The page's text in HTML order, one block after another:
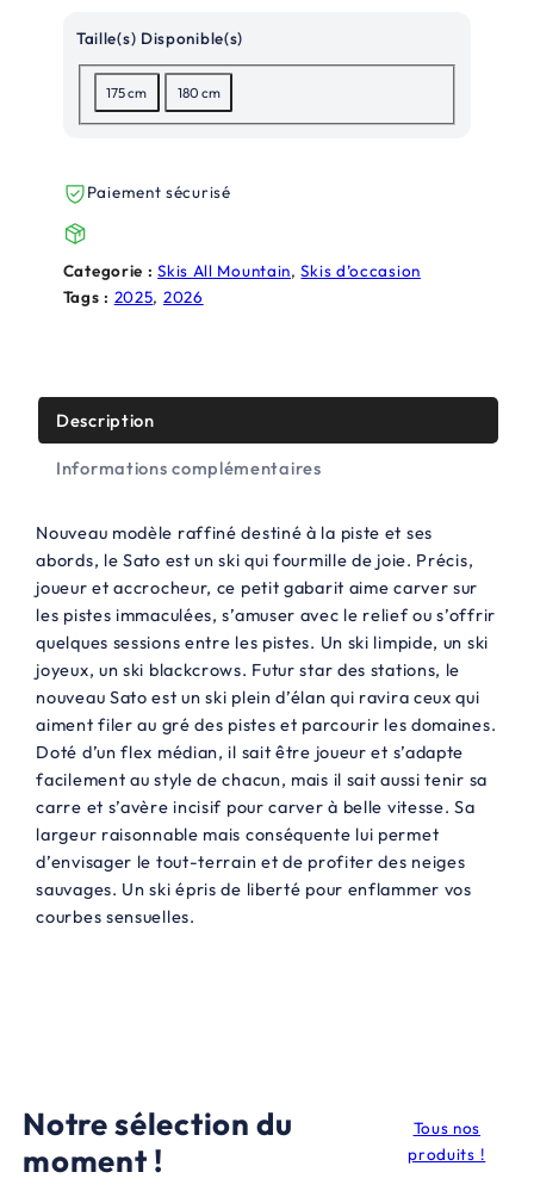
l
é
t
a
4
9
,
0
0
€
.
e
s
t
5
0
0
0
€
.
Taille(s) Disponible(s)
175 cm 180 cm
Paiement sécurisé
Categorie :Skis All Mountain, Skis d’occasion
Tags : 2025, 2026
Description
Informations complémentaires
Nouveau modèle raffiné destiné à la piste et ses
abords, le Sato est un ski qui fourmille de joie. Précis,
joueur et accrocheur, ce petit gabarit aime carver sur
les pistes immaculées, s’amuser avec le relief ou s’offrir
quelques sessions entre les pistes. Un ski limpide, un ski
joyeux, un ski blackcrows. Futur star des stations, le
nouveau Sato est un ski plein d’élan qui ravira ceux qui
aiment filer au gré des pistes et parcourir les domaines.
Doté d’un flex médian, il sait être joueur et s’adapte
facilement au style de chacun, mais il sait aussi tenir sa
carre et s’avère incisif pour carver à belle vitesse. Sa
largeur raisonnable mais conséquente lui permet
d’envisager le tout-terrain et de profiter des neiges
sauvages. Un ski épris de liberté pour enflammer vos
courbes sensuelles.
Notre sélection du
moment !
Tous nos
produits !